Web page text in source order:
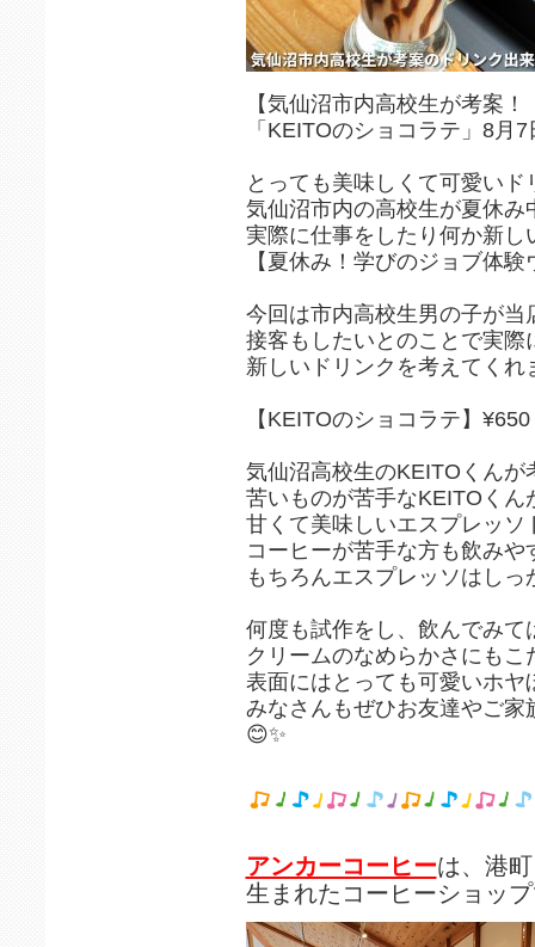
【気仙沼市内高校生が考案！
「KEITOのショコラテ」8月
とっても美味しくて可愛い
気仙沼市内の高校生が夏休み
実際に仕事をしたり何か新
【夏休み！学びのジョブ体験
今回は市内高校生男の子が当
接客もしたいとのことで実
新しいドリンクを考えてくれ
【KEITOのショコラテ】¥650
気仙沼高校生のKEITOくんが
苦いものが苦手なKEITOくん
甘くて美味しいエスプレッ
コーヒーが苦手な方も飲み
もちろんエスプレッソはしっ
何度も試作をし、飲んでみ
クリームのなめらかさにもこ
表面にはとっても可愛いホヤ
みなさんもぜひお友達やご
😊✨
アンカーコーヒーは、港
生まれたコーヒーショッ